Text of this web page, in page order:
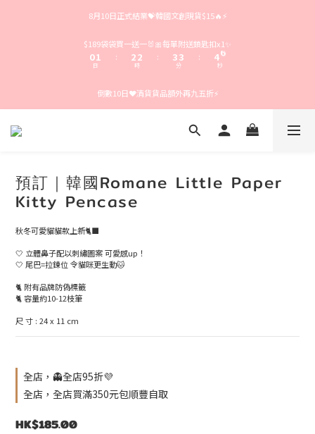
8月10日正式結業💝韓國文創現貨$15🔥⚡️
$189袋袋買一送一🐰🎀每單附送鎖匙扣x1✨
3
1
0
4
2
1
0
日
:
5
3
2
1
5
3
2
1
時
:
6
4
3
2
0
6
4
3
2
0
分
:
7
5
4
3
1
0
8
6
5
4
1
秒
倒數10日❤️清貨貨品額外再九五折⚡️
預訂｜韓國Romane Little Paper
Kitty Pencase
秋冬可愛貓貓款上新🐈‍⬛
🤍 立體鼻子配以刺繡圖案 可愛感up！
🤍 尾巴=拉鍊位 令貓咪更生動🐱
🐈 附有品牌防偽標籤
🐈 容量約10-12枝筆
尺 寸 : 24 x 11 cm
全店，👻全店95折💜
全店，全店買滿350元包順豐自取
HK$185.00